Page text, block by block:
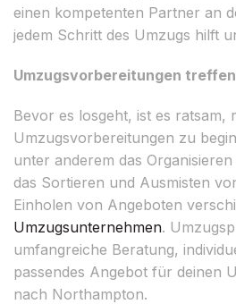
einen kompetenten Partner an
jedem Schritt des Umzugs hilft
Umzugsvorbereitungen treffen
Bevor es losgeht, ist es ratsam,
Umzugsvorbereitungen zu
unter anderem das
das Sortieren und Ausmisten
Einholen von Angeboten
Umzugsunternehmen.
umfangreiche Beratung,
passendes Angebot für deinen
nach Northampton.